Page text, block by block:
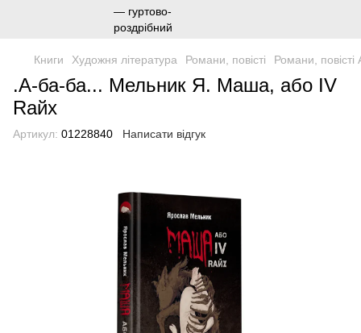
Книги Художня література Романи, повісті Романи,
.А-ба-ба... Мельник Я. Маша, або IV
Rайх
Артикул: 01228840 Написати відгук